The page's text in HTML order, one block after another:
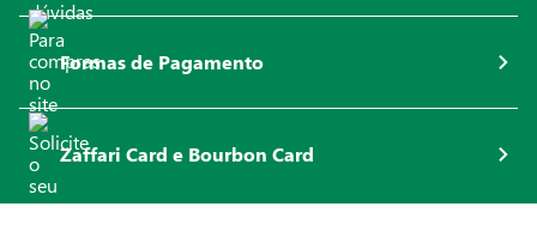
Formas de Pagamento
Zaffari Card e Bourbon Card